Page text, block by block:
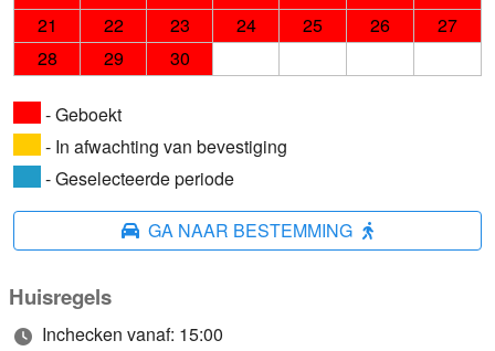
21
22 23 24 25 26
27
28
29 30
- Geboekt
- In afwachting van bevestiging
- Geselecteerde periode
GA NAAR BESTEMMING
Huisregels
Inchecken vanaf: 15:00